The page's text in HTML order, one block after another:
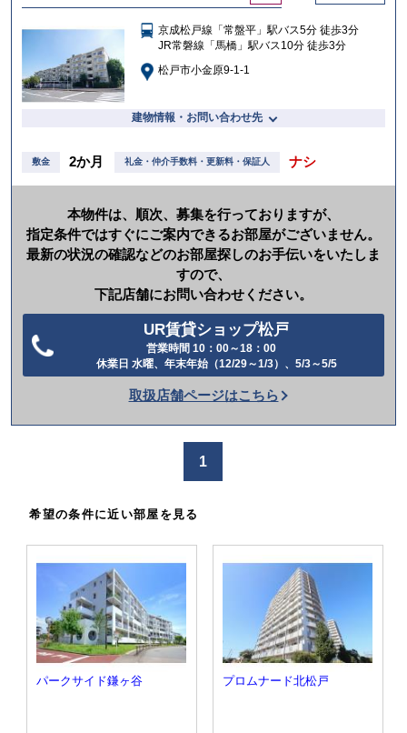
入
り
京成松戸線「常盤平」駅バス5分 徒歩3分
JR常磐線「馬橋」駅バス10分 徒歩3分
松戸市小金原9-1-1
建物情報・お問い合わせ先
敷金 2か月 礼金・仲介手数料・更新料・保証人 ナシ
本物件は、順次、募集を行っておりますが、
指定条件ではすぐにご案内できるお部屋がございません。
最新の状況の確認などのお部屋探しのお手伝いをいたしま
すので、
下記店舗にお問い合わせください。
UR賃貸ショップ松戸
営業時間 10：00～18：00
休業日 水曜、年末年始（12/29～1/3）、5/3～5/5
話
か
取扱店舗ページはこちら
1
希望の条件に近い部屋を見る
パークサイド鎌ヶ谷 プロムナード北松戸